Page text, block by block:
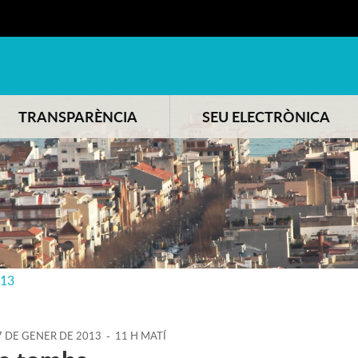
TRANSPARÈNCIA SEU ELECTRÒNICA
DE GENER DE 2013 - 11 H MATÍ